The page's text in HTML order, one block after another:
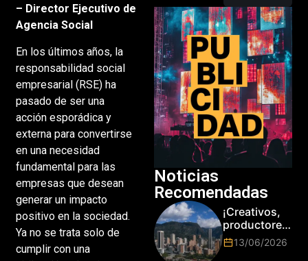
– Director Ejecutivo de
Agencia Social
En los últimos años, la
responsabilidad social
empresarial (RSE) ha
pasado de ser una
acción esporádica y
externa para convertirse
en una necesidad
fundamental para las
empresas que desean
generar un impacto
positivo en la sociedad.
Ya no se trata solo de
cumplir con una
Noticias
Recomendadas
¡Creativos,
productores
y cracks de
la tecnología
13/06/2026